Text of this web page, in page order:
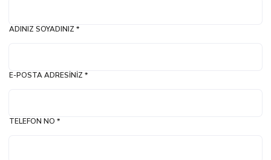
ADINIZ SOYADINIZ *
E-POSTA ADRESINIZ *
TELEFON NO *